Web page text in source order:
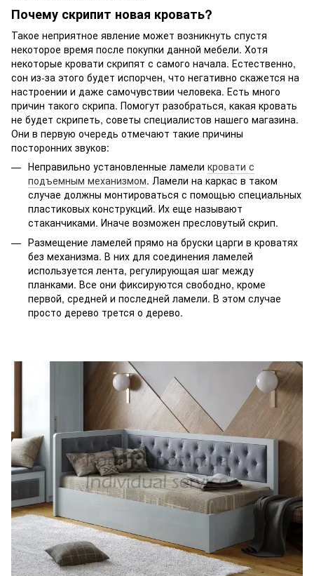
Почему скрипит новая кровать?
Такое неприятное явление может возникнуть спустя
некоторое время после покупки данной мебели. Хотя
некоторые кровати скрипят с самого начала. Естественно,
сон из-за этого будет испорчен, что негативно скажется на
настроении и даже самочувствии человека. Есть много
причин такого скрипа. Помогут разобраться, какая кровать
не будет скрипеть, советы специалистов нашего магазина.
Они в первую очередь отмечают такие причины
посторонних звуков:
Неправильно установленные ламели кровати с
подъемным механизмом. Ламели на каркас в таком
случае должны монтироваться с помощью специальных
пластиковых конструкций. Их еще называют
стаканчиками. Иначе возможен пресловутый скрип.
Размещение ламелей прямо на бруски царги в кроватях
без механизма. В них для соединения ламелей
используется лента, регулирующая шаг между
планками. Все они фиксируются свободно, кроме
первой, средней и последней ламели. В этом случае
просто дерево трется о дерево.